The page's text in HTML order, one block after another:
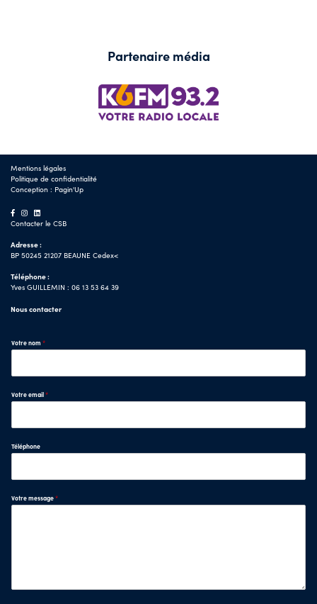
Partenaire média
Mentions légales
Politique de confidentialité
Conception : Pagin'Up
Contacter le CSB
Adresse :
BP 50245 21207 BEAUNE Cedex<
Téléphone :
Yves GUILLEMIN : 06 13 53 64 39
Nous contacter
Votre nom *
Votre email*
Téléphone
Votre message*